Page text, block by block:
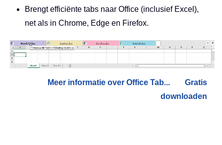
Brengt efficiënte tabs naar Office (inclusief Excel),
net als in Chrome, Edge en Firefox.
Meer informatie over Office Tab...
Gratis
downloaden